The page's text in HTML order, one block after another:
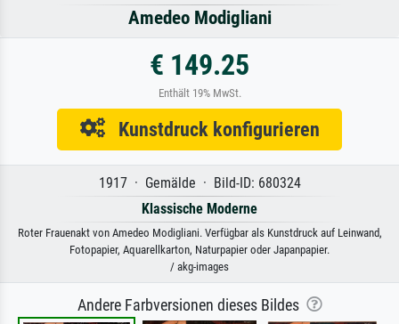
Amedeo Modigliani
€ 149.25
Enthält 19% MwSt.
Kunstdruck konfigurieren
1917 · Gemälde · Bild-ID: 680324
Klassische Moderne
Roter Frauenakt von Amedeo Modigliani. Verfügbar als Kunstdruck auf Leinwand,
Fotopapier, Aquarellkarton, Naturpapier oder Japanpapier.
/ akg-images
Andere Farbversionen dieses Bildes